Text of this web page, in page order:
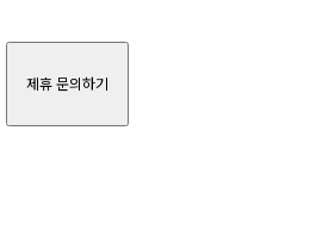
제휴 문의하기